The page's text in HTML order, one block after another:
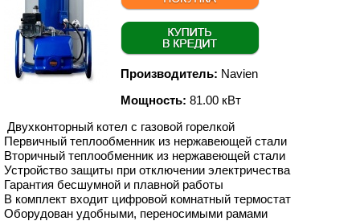
Производитель: Navien
Мощность: 81.00 кВт
Двухконторный котел с газовой горелкой
Первичный теплообменник из нержавеющей стали
Вторичный теплообменник из нержавеющей стали
Устройство защиты при отключении электричества
Гарантия бесшумной и плавной работы
В комплект входит цифровой комнатный термостат
Оборудован удобными, переносимыми рамами